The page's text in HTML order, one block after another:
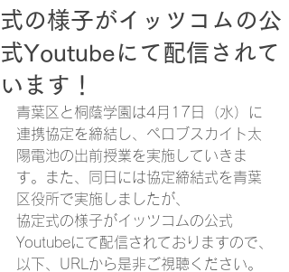
式の様子がイッツコムの公
式Youtubeにて配信されて
います！
青葉区と桐蔭学園は4月17日（水）に
連携協定を締結し、ペロブスカイト太
陽電池の出前授業を実施していきま
す。また、同日には協定締結式を青葉
区役所で実施しましたが、
協定式の様子がイッツコムの公式
Youtubeにて配信されておりますので、
以下、URLから是非ご視聴ください。